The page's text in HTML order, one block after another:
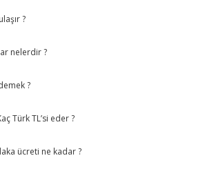
?
nelerdir ?
?
Türk TL’si eder ?
ücreti ne kadar ?